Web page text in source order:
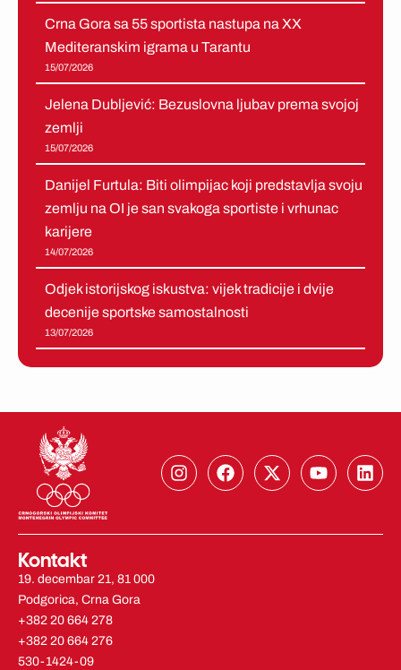
Crna Gora sa 55 sportista nastupa na XX
Mediteranskim igrama u Tarantu
15/07/2026
Jelena Dubljević: Bezuslovna ljubav prema svojoj
zemlji
15/07/2026
Danijel Furtula: Biti olimpijac koji predstavlja svoju
zemlju na OI je san svakoga sportiste i vrhunac
karijere
14/07/2026
Odjek istorijskog iskustva: vijek tradicije i dvije
decenije sportske samostalnosti
13/07/2026
I
n
a
F
a
b
X
-
i
Y
o
u
L
i
e
Kontakt
19. decembar 21, 81 000
Podgorica, Crna Gora
+382 20 664 278
+382 20 664 276
530-1424-09